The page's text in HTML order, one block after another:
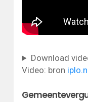
Download
Video: bron